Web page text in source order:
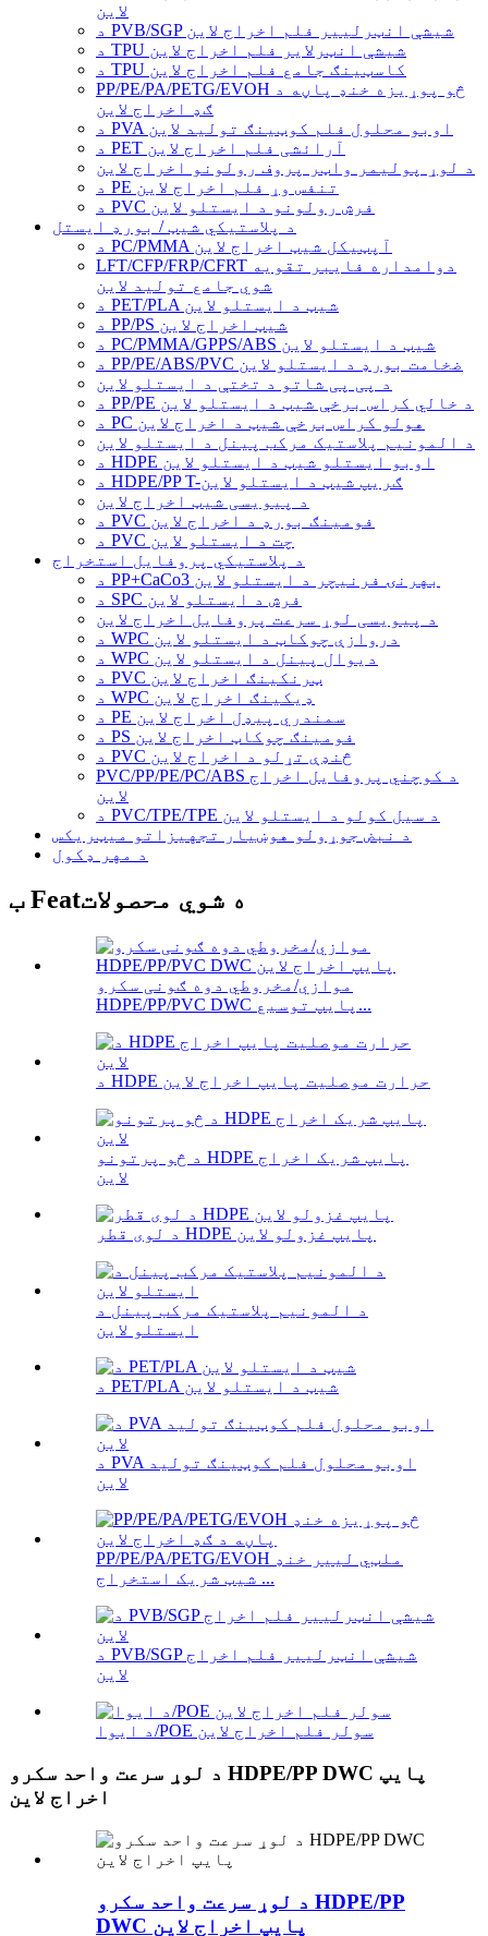
لاین
د PVB/SGP شیشې انټرلییر فلم اخراج لاین
د TPU شیشې انټرلایر فلم اخراج لاین
د TPU کاسټینګ جامع فلم اخراج لاین
PP/PE/PA/PETG/EVOH څو پوړیزه خنډ پاڼه د
ګډ اخراج لاین
د PVA اوبو محلول فلم کوټینګ تولید لاین
د PET آرائشی فلم اخراج لاین
د لوړ پولیمر واټر پروف رولونو اخراج لاین
د PE تنفس وړ فلم اخراج لاین
د PVC فرش رولونو د ایستلو لاین
د پلاستيکي شیټ / بورډ ایستل
د PC/PMMA آپټیکل شیټ اخراج لاین
LFT/CFP/FRP/CFRT دوامداره فایبر تقویه
شوي جامع تولید لاین
د PET/PLA شیټ د ایستلو لاین
د PP/PS شیټ اخراج لاین
د PC/PMMA/GPPS/ABS شیټ د ایستلو لاین
د PP/PE/ABS/PVC ضخامت بورډ د ایستلو لاین
د پی پی شاتو د تختې د ایستلو لاین
د PP/PE د خالي کراس برخې شیټ د ایستلو لاین
د PC هولو کراس برخې شیټ د اخراج لاین
د المونیم پلاستیک مرکب پینل د ایستلو لاین
د HDPE اوبو ایستلو شیټ د ایستلو لاین
د HDPE/PP T-ګریپ شیټ د ایستلو لاین
د پیویسی شیټ اخراج لاین
د PVC فومینګ بورډ د اخراج لاین
د PVC چت د ایستلو لاین
د پلاستيکي پروفایل استخراج
د PP+CaCo3 بهرنۍ فرنیچر د ایستلو لاین
د SPC فرش د ایستلو لاین
د پیویسی لوړ سرعت پروفایل اخراج لاین
د WPC دروازې چوکاټ د ایستلو لاین
د WPC دیوال پینل د ایستلو لاین
د PVC ټرنکینګ اخراج لاین
د WPC ډیکینګ اخراج لاین
د PE سمندري پیډل اخراج لاین
د PS فومینګ چوکاټ اخراج لاین
د PVC څنډې تړلو د اخراج لاین
PVC/PP/PE/PC/ABS د کوچني پروفایل اخراج
لاین
د PVC/TPE/TPE د سیل کولو د ایستلو لاین
د نبض جوړولو هوښیار تجهیزاتو میټریکس
د مهر ډکول
ب Featه شوي محصولات
موازي/مخروطي دوه ګونی سکرو
HDPE/PP/PVC DWC پایپ توسیع...
د HDPE حرارت موصلیت پایپ اخراج لاین
د څو پرتونو HDPE پایپ شریک اخراج
لاین
د لوی قطر HDPE پایپ غزولو لاین
د المونیم پلاستیک مرکب پینل د
ایستلو لاین
د PET/PLA شیټ د ایستلو لاین
د PVA اوبو محلول فلم کوټینګ تولید
لاین
PP/PE/PA/PETG/EVOH ملټي لییر خنډ
شیټ شریک استخراج ...
د PVB/SGP شیشې انټرلییر فلم اخراج
لاین
د ایوا/POE سولر فلم اخراج لاین
د لوړ سرعت واحد سکرو HDPE/PP DWC پایپ
اخراج لاین
د لوړ سرعت واحد سکرو HDPE/PP
DWC پایپ اخراج لاین